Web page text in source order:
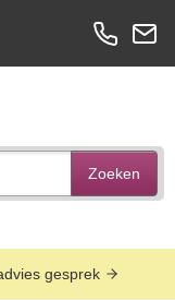
Zoeken
gesprek